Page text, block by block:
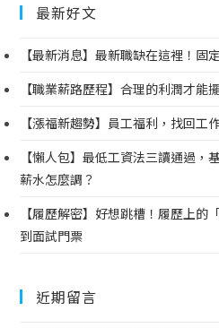
最新好文
【最新消息】最新職缺在這裡！固
【職業薪路歷程】合理的利潤才能
【漲福新趨勢】員工福利，找回工
【懶人包】最低工資法三讀通過，
薪水怎麼調？
【履歷解密】好想跳槽！履歷上的
到面試門票
近期留言